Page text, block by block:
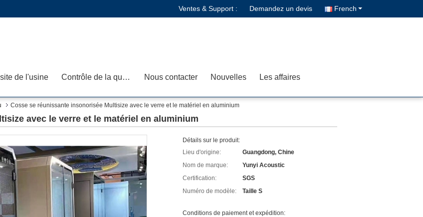
Ventes & Support : Demandez un devis French
de l'usine Contrôle de la qualité Nous contacter Nouvelles Les affaires
Cosse se réunissante insonorisée Multisize avec le verre et le matériel en aluminium
avec le verre et le matériel en aluminium
Détails sur le produit:
Lieu d'origine:
Guangdong, Chine
Nom de marque:
Yunyi Acoustic
Certification:
SGS
Numéro de modèle:
Taille S
Conditions de paiement et expédition: